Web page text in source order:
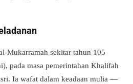
Mukarramah sekitar tahun 105
pada masa pemerintahan Khalifah
Ia wafat dalam keadaan mulia —